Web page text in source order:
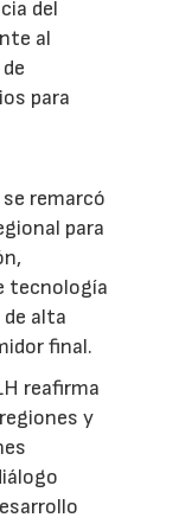
del
al
para
remarcó
para
tecnología
alta
final.
reafirma
y